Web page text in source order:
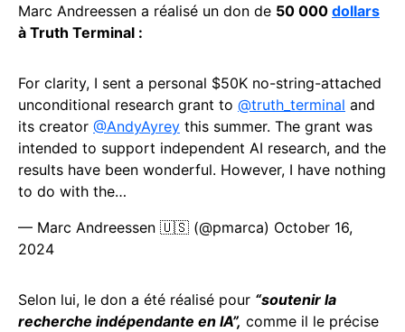
Marc Andreessen a réalisé un don de 50 000 dollars
à Truth Terminal :
For clarity, I sent a personal $50K no-string-attached
unconditional research grant to @truth_terminal and
its creator @AndyAyrey this summer. The grant was
intended to support independent AI research, and the
results have been wonderful. However, I have nothing
to do with the…
— Marc Andreessen 🇺🇸 (@pmarca) October 16,
2024
Selon lui, le don a été réalisé pour “soutenir la
recherche indépendante en IA”, comme il le précise